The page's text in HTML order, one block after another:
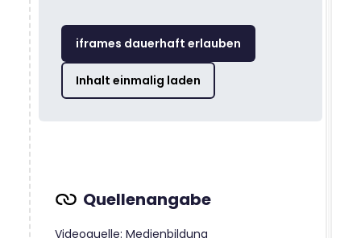
iframes dauerhaft erlauben
Inhalt einmalig laden
Videoquelle: Medienbildung